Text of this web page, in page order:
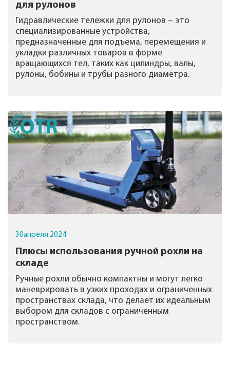
для рулонов
Гидравлические тележки для рулонов – это
специализированные устройства,
предназначенные для подъема, перемещения и
укладки различных товаров в форме
вращающихся тел, таких как цилиндры, валы,
рулоны, бобины и трубы разного диаметра.
30апреля 2024
Плюсы использования ручной рохли на
складе
Ручные рохли обычно компактны и могут легко
маневрировать в узких проходах и ограниченных
пространствах склада, что делает их идеальным
выбором для складов с ограниченным
пространством.